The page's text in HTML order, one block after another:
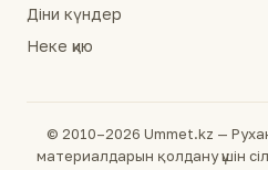
Діни күндер
Неке қию
© 2010–2026 Ummet.kz —
материалдарын қолдану үшін